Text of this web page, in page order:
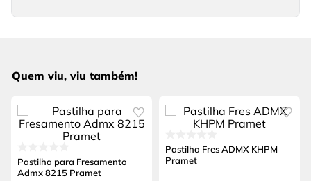
Quem viu, viu também!
Pastilha para Fresamento
Admx 8215 Pramet
Pastilha Fres ADMX KHPM
Pramet